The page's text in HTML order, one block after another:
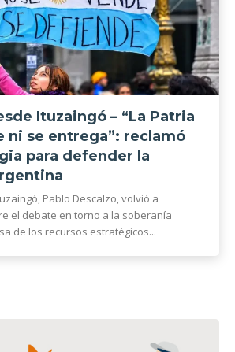
Ituzaingó – “La Patria
ni se entrega”: reclamó
para defender la
Pablo Descalzo, volvió a
el debate en torno a la soberanía
de los recursos estratégicos...